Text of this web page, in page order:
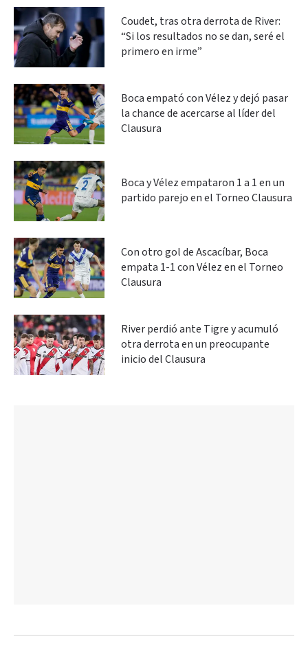
Coudet, tras otra derrota de River:
“Si los resultados no se dan, seré el
primero en irme”
Boca empató con Vélez y dejó pasar
la chance de acercarse al líder del
Clausura
Boca y Vélez empataron 1 a 1 en un
partido parejo en el Torneo Clausura
Con otro gol de Ascacíbar, Boca
empata 1-1 con Vélez en el Torneo
Clausura
River perdió ante Tigre y acumuló
otra derrota en un preocupante
inicio del Clausura